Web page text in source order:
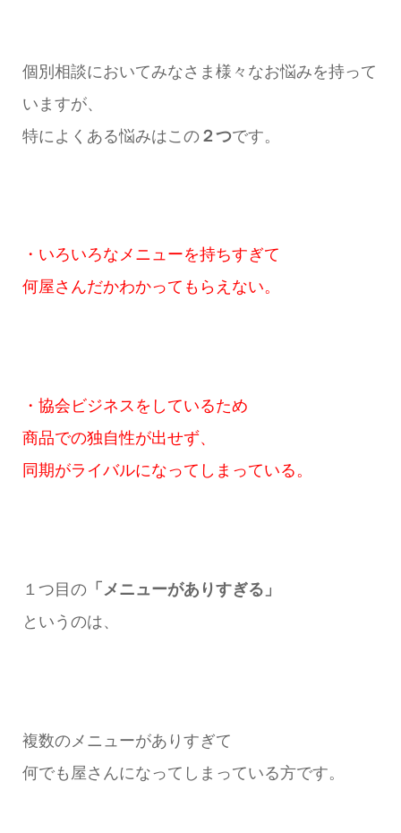
個別相談においてみなさま様々なお悩みを持って
いますが、
特によくある悩みはこの２つです。
・いろいろなメニューを持ちすぎて
何屋さんだかわかってもらえない。
・協会ビジネスをしているため
商品での独自性が出せず、
同期がライバルになってしまっている。
１つ目の「メニューがありすぎる」
というのは、
複数のメニューがありすぎて
何でも屋さんになってしまっている方です。